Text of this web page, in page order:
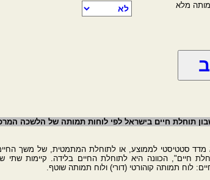
מלא
תוחלת חיים בישראל לפי לוחות תמותה של הלשכה
מדד סטטיסטי לממוצע, או לתוחלת המתמטית, של משך
חיים", הכוונה היא לתוחלת החיים בלידה. קיימות שתי
לוח תמותה קוהורטי (דורי) ולוח תמותה שוטף.